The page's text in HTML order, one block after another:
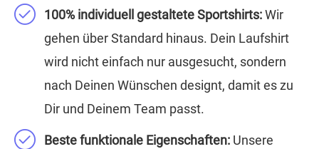
100% individuell gestaltete Sportshirts: Wir
gehen über Standard hinaus. Dein Laufshirt
wird nicht einfach nur ausgesucht, sondern
nach Deinen Wünschen designt, damit es zu
Dir und Deinem Team passt.
Beste funktionale Eigenschaften: Unsere